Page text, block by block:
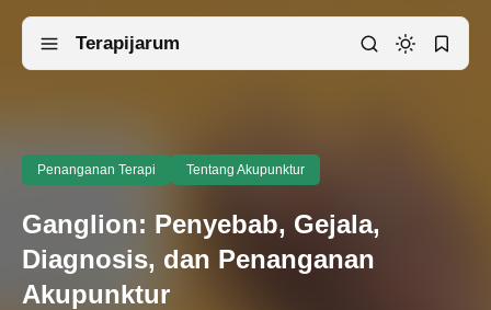
Terapijarum
Penanganan Terapi Tentang Akupunktur
Ganglion: Penyebab, Gejala,
Diagnosis, dan Penanganan
Akupunktur